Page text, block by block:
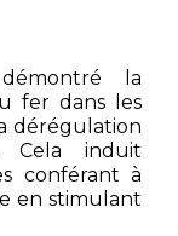
la
fer dans les
dérégulation
Cela induit
conférant à
en stimulant